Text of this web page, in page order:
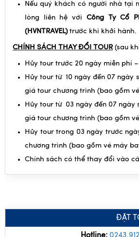
Suốt hành trình quý khách không
Nếu quý khách có người nhà tại
lòng liên hệ vớiCông Ty Cổ
(HVNTRAVEL)trước khi khởi hành.
CHÍNH SÁCH THAY ĐỔI TOUR(sau
Hủy tour trước 20 ngày miễn phí
Hủy tour từ 10 ngày đến 07 ngày
giá tour chương trình (bao gồm
Hủy tour từ 03 ngày đến 07 ngày
giá tour chương trình (bao gồm
Hủy tour trong 03 ngày trước
chương trình (bao gồm vé máy
Chính sách có thể thay đổi vào
ĐẶT